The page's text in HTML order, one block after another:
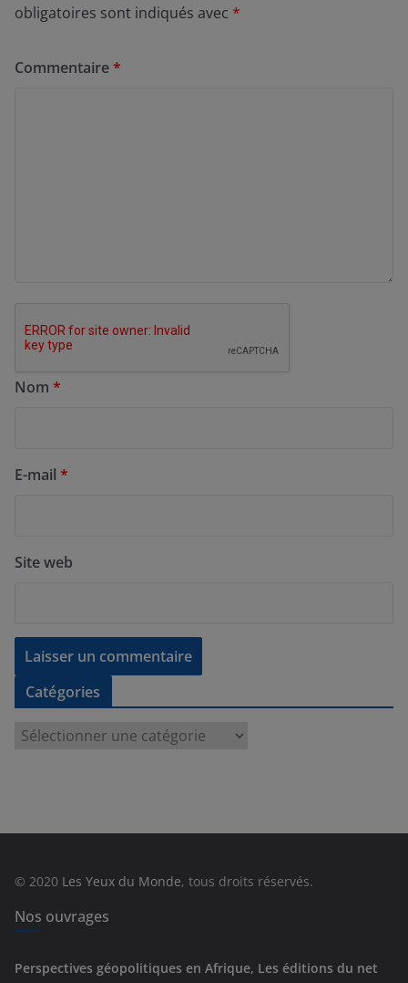
obligatoires sont indiqués avec *
Commentaire*
Nom *
E-mail *
Site web
Catégories
e
s
© 2020 Les Yeux du Monde, tous droits réservés.
Nos ouvrages
Perspectives géopolitiques en Afrique, Les éditions du net